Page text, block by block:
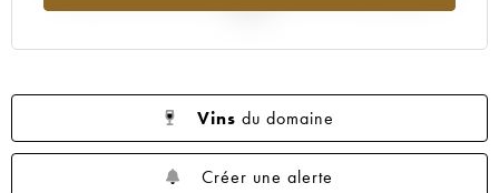
Vins du domaine
Créer une alerte